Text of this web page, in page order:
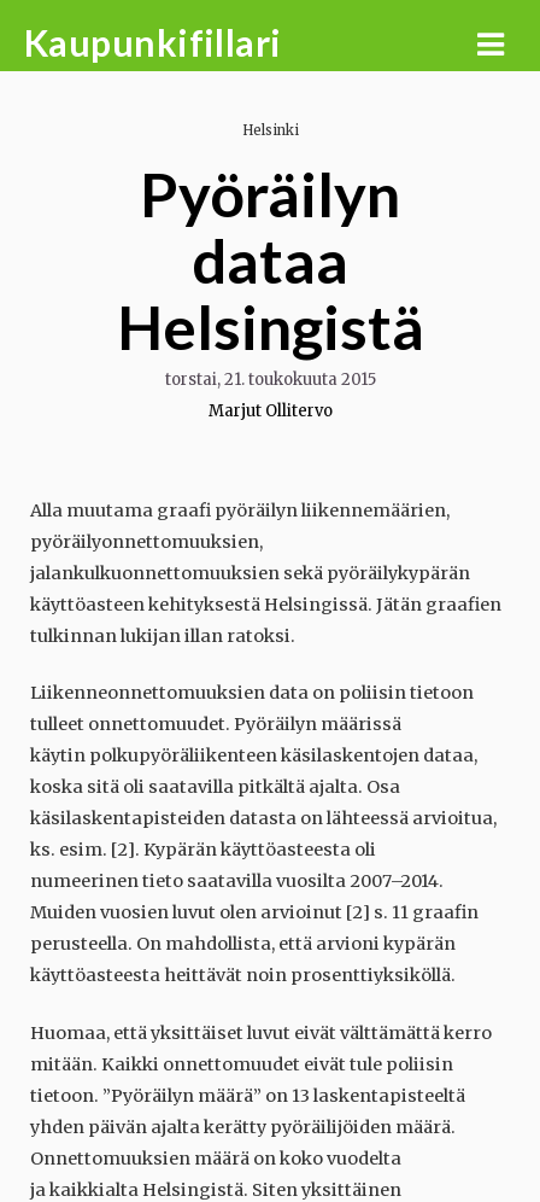
Kaupunkifillari
Helsinki
Pyöräilyn
dataa
Helsingistä
torstai, 21. toukokuuta 2015
Marjut Ollitervo
Alla muutama graafi pyöräilyn liikennemäärien,
pyöräilyonnettomuuksien,
jalankulkuonnettomuuksien sekä pyöräilykypärän
käyttöasteen kehityksestä Helsingissä. Jätän graafien
tulkinnan lukijan illan ratoksi.
Liikenneonnettomuuksien data on poliisin tietoon
tulleet onnettomuudet. Pyöräilyn määrissä
käytin polkupyöräliikenteen käsilaskentojen dataa,
koska sitä oli saatavilla pitkältä ajalta. Osa
käsilaskentapisteiden datasta on lähteessä arvioitua,
ks. esim. [2]. Kypärän käyttöasteesta oli
numeerinen tieto saatavilla vuosilta 2007–2014.
Muiden vuosien luvut olen arvioinut [2] s. 11 graafin
perusteella. On mahdollista, että arvioni kypärän
käyttöasteesta heittävät noin prosenttiyksiköllä.
Huomaa, että yksittäiset luvut eivät välttämättä kerro
mitään. Kaikki onnettomuudet eivät tule poliisin
tietoon. ”Pyöräilyn määrä” on 13 laskentapisteeltä
yhden päivän ajalta kerätty pyöräilijöiden määrä.
Onnettomuuksien määrä on koko vuodelta
ja kaikkialta Helsingistä. Siten yksittäinen